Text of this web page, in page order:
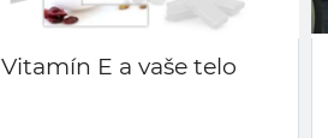
Vitamín E a vaše telo